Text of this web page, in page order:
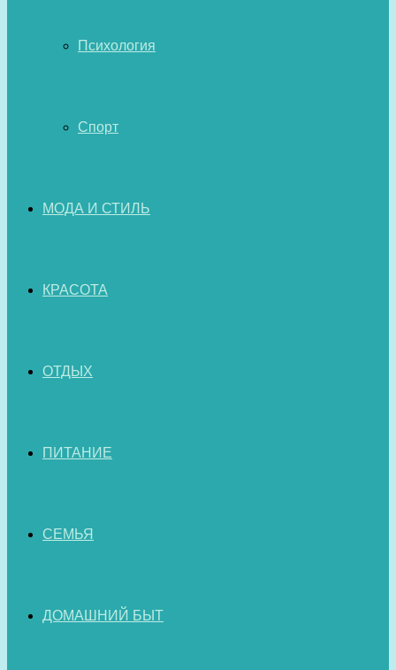
Психология
Спорт
МОДА И СТИЛЬ
КРАСОТА
ОТДЫХ
ПИТАНИЕ
СЕМЬЯ
ДОМАШНИЙ БЫТ